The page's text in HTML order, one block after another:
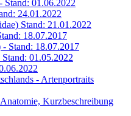
Stand: 01.06.2022
24.01.2022
Stand: 21.01.2022
18.07.2017
Stand: 18.07.2017
01.05.2022
- Artenportraits
Kurzbeschreibung